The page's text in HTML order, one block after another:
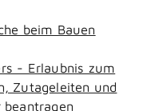
beim Bauen
- Erlaubnis zum
Zutageleiten und
beantragen